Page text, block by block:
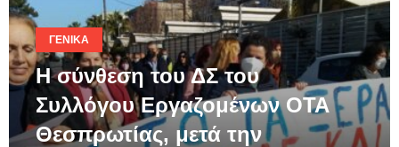
ΓΕΝΙΚΆ
Η σύνθεση του ΔΣ του
Συλλόγου Εργαζομένων ΟΤΑ
Θεσπρωτίας, μετά την